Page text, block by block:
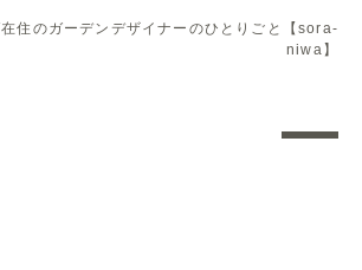
住のガーデンデザイナーのひとりごと【sora-
niwa】